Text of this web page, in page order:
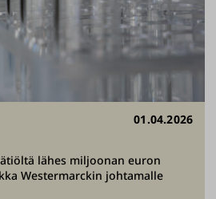
01.04.2026
lähes miljoonan euron
Westermarckin johtamalle